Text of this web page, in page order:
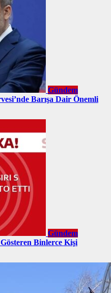
Gündem
Barışa Dair Önemli
Gündem
Binlerce Kişi